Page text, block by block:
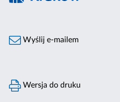
Wyślij e-mailem
Wersja do druku